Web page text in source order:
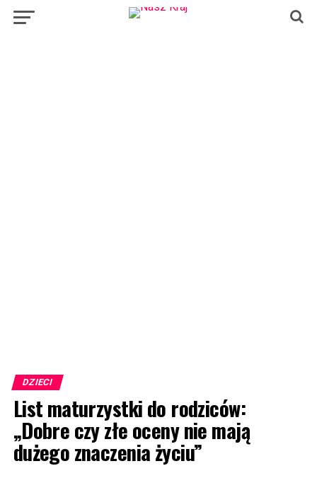
DZIECI
List maturzystki do rodziców:
„Dobre czy złe oceny nie mają
dużego znaczenia życiu”